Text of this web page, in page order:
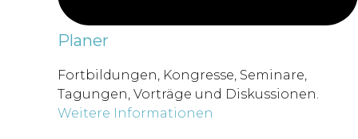
Planer
Fortbildungen, Kongresse, Seminare,
Tagungen, Vorträge und Diskussionen.
Weitere Informationen